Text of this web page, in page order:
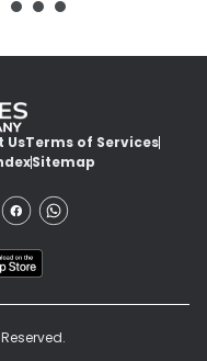
UsTerms of Services
Sitemap